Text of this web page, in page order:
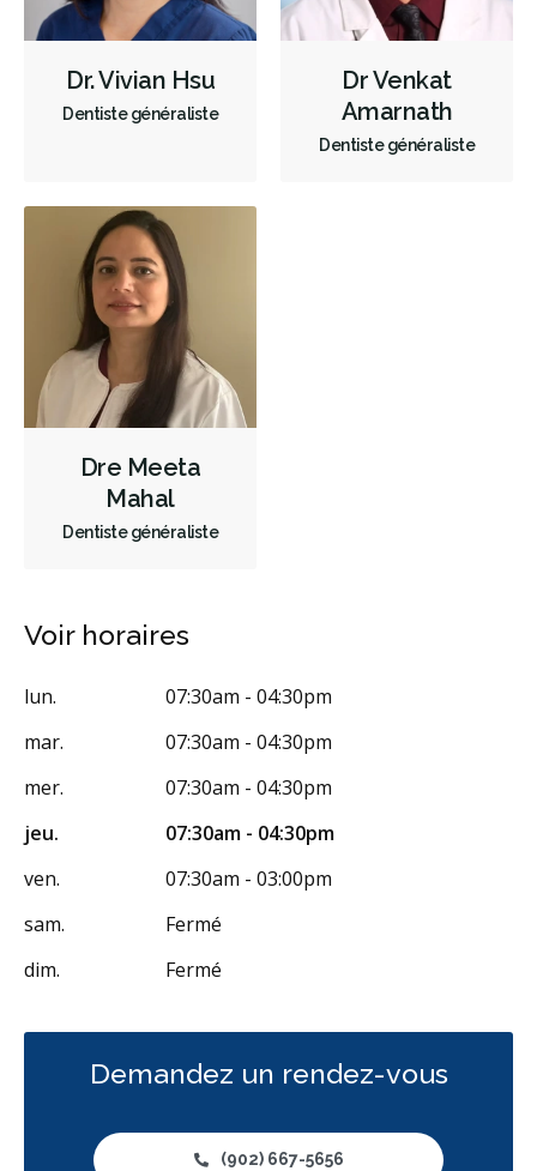
Prothèses dentaires
Diagnostique
Urgences
Endodontie
Chirurgie buccale
Hygiène préventive et nettoyages
Réparateur Moins
Dr. Vivian Hsu
Dentiste généraliste
Dr Venkat
Amarnath
Dentiste généraliste
Dre Meeta
Mahal
Dentiste généraliste
Voir horaires
lun.
07:30am - 04:30pm
mar.
07:30am - 04:30pm
mer.
07:30am - 04:30pm
jeu.
07:30am - 04:30pm
ven.
07:30am - 03:00pm
sam.
Fermé
dim.
Fermé
Demandez un rendez-vous
(902) 667-5656